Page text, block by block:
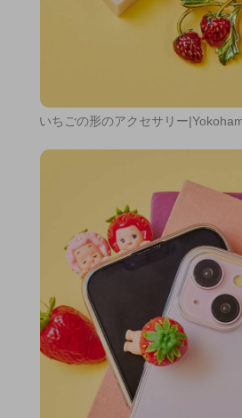
いちごの形のアクセサリー